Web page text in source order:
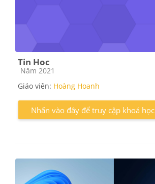
Tin Hoc
Các loại khóa học
Năm 2021
Giáo viên: Hoàng Hoanh
Nhấn vào đây để truy cập khoá học